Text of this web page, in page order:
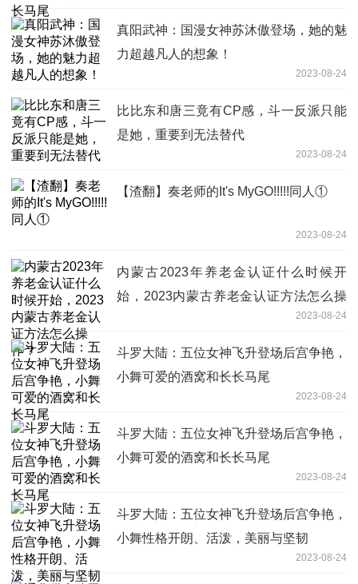
真阳武神：国漫女神苏沐傲登场，她的魅
力超越凡人的想象！
2023-08-24
比比东和唐三竟有CP感，斗一反派只能
是她，重要到无法替代
2023-08-24
【渣翻】奏老师的It's MyGO!!!!!同人①
2023-08-24
内蒙古2023年养老金认证什么时候开
始，2023内蒙古养老金认证方法怎么操
2023-08-24
斗罗大陆：五位女神飞升登场后宫争艳，
小舞可爱的酒窝和长长马尾
2023-08-24
斗罗大陆：五位女神飞升登场后宫争艳，
小舞可爱的酒窝和长长马尾
2023-08-24
斗罗大陆：五位女神飞升登场后宫争艳，
小舞性格开朗、活泼，美丽与坚韧
2023-08-24